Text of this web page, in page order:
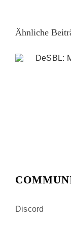
Ähnliche
Discord